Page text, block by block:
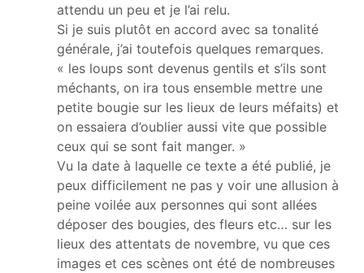
attendu un peu et je l’ai relu.
Si je suis plutôt en accord avec sa tonalité
générale, j’ai toutefois quelques remarques.
« les loups sont devenus gentils et s’ils sont
méchants, on ira tous ensemble mettre une
petite bougie sur les lieux de leurs méfaits) et
on essaiera d’oublier aussi vite que possible
ceux qui se sont fait manger. »
Vu la date à laquelle ce texte a été publié, je
peux difficilement ne pas y voir une allusion à
peine voilée aux personnes qui sont allées
déposer des bougies, des fleurs etc… sur les
lieux des attentats de novembre, vu que ces
images et ces scènes ont été de nombreuses